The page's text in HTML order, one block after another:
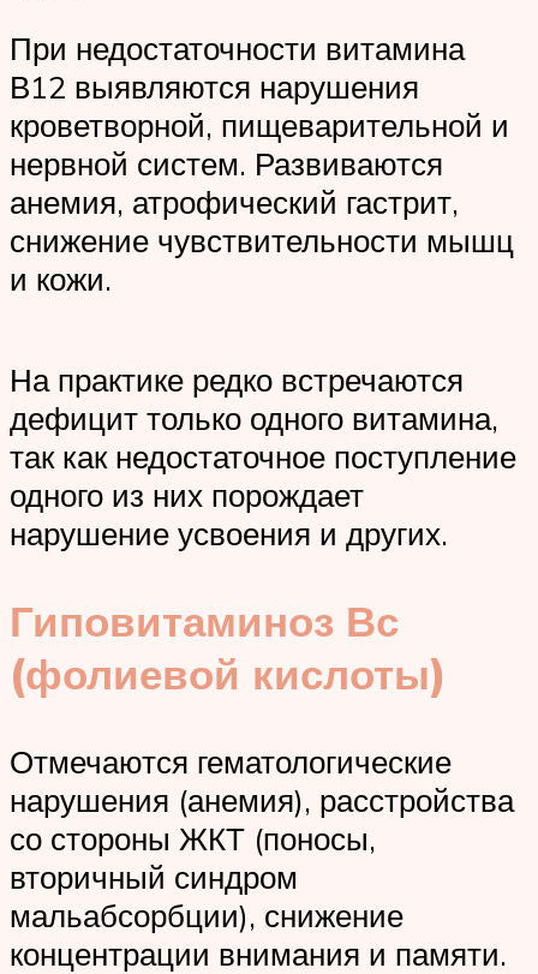
При недостаточности витамина
В12 выявляются нарушения
кроветворной, пищеварительной и
нервной систем. Развиваются
анемия, атрофический гастрит,
снижение чувствительности мышц
и кожи.
На практике редко встречаются
дефицит только одного витамина,
так как недостаточное поступление
одного из них порождает
нарушение усвоения и других.
Гиповитаминоз Вс
(фолиевой кислоты)
Отмечаются гематологические
нарушения (анемия), расстройства
со стороны ЖКТ (поносы,
вторичный синдром
мальабсорбции), снижение
концентрации внимания и памяти.